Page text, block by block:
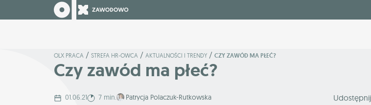
OLX PRACA / STREFA HR-OWCA / AKTUALNOŚCI I TRENDY / CZY ZAWÓD MA PŁEĆ?
Czy zawód ma płeć?
01.06.21 7 min. Patrycja Polaczuk-Rutkowska Udostępnij